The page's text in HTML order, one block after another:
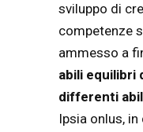
sviluppo di
competenze
ammesso a
abili equilibri
differenti
Ipsia onlus,